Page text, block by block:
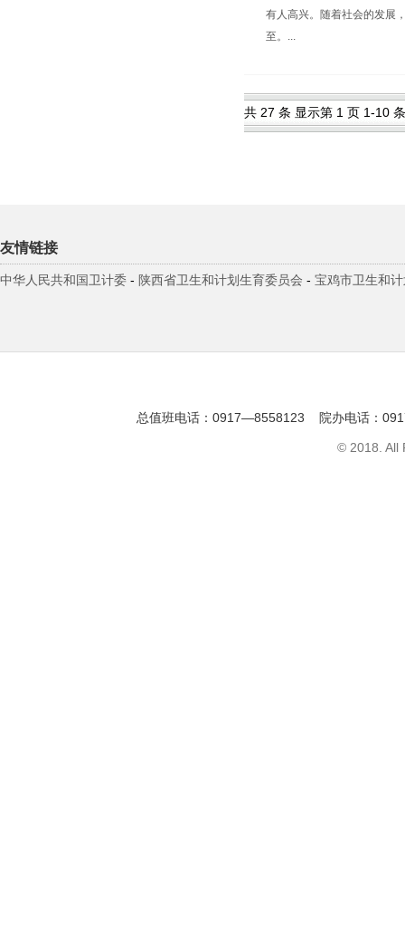
有人高兴。随着社会的发展
至。...
共 27 条 显示第 1 页 1-10 条
友情链接
中华人民共和国卫计委 - 陕西省卫生和计划生育委员会 - 宝鸡市卫生和
总值班电话：0917—8558123 院办电话：
© 2018. All